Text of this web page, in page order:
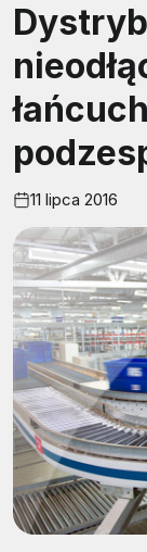
11 lipca 2016